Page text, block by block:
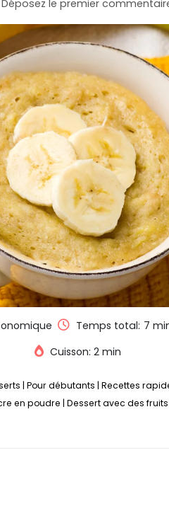
Déposez le premier
Temps total: 7
Cuisson: 2 min
| Pour débutants | Recettes
en poudre | Dessert avec des fruits